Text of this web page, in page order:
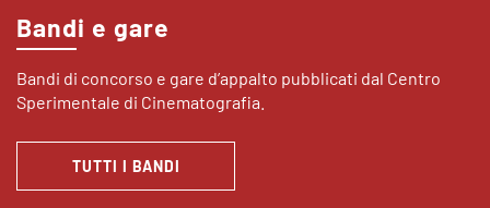
Bandi e gare
Bandi di concorso e gare d’appalto pubblicati dal Centro
Sperimentale di Cinematografia.
TUTTI I BANDI